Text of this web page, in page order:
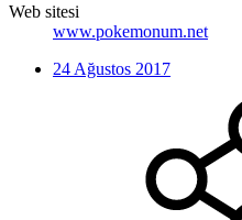
Web sitesi
www.pokemonum.net
24 Ağustos 2017